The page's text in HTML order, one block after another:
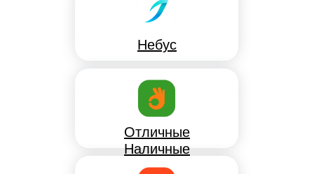
Небус
Отличные
Наличные